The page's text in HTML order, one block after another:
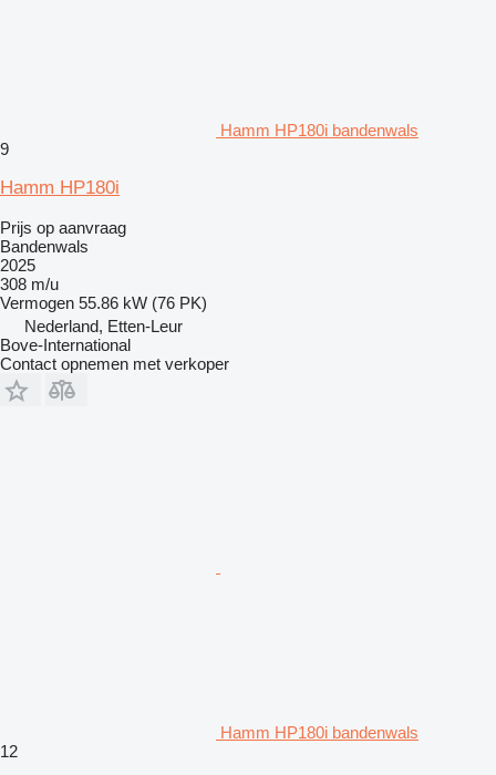
Hamm HP180i bandenwals
9
Hamm HP180i
Prijs op aanvraag
Bandenwals
2025
308 m/u
Vermogen 55.86 kW (76 PK)
Nederland, Etten-Leur
Bove-International
Contact opnemen met verkoper
Hamm HP180i bandenwals
12